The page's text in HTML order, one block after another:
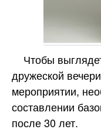
Чтобы
дружеской
мероприятии,
составлении
после 30 лет.